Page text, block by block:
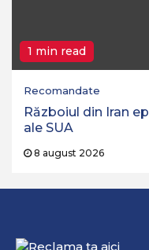
1 min read
Recomandate
Războiul din Iran
ale SUA
8 august 2026